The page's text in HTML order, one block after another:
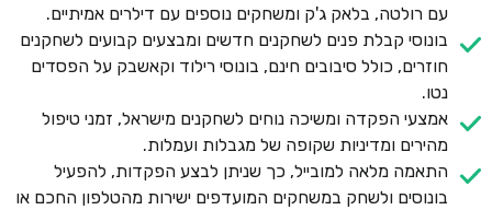
עם רולטה, בלאק ג'ק ומשחקים נוספים עם דילרים אמיתיים.
בונוסי קבלת פנים לשחקנים חדשים ומבצעים קבועים לשחקנים
חוזרים, כולל סיבובים חינם, בונוסי רילוד וקאשבק על הפסדים
נטו.
אמצעי הפקדה ומשיכה נוחים לשחקנים מישראל, זמני טיפול
מהירים ומדיניות שקופה של מגבלות ועמלות.
התאמה מלאה למובייל, כך שניתן לבצע הפקדות, להפעיל
בונוסים ולשחק במשחקים המועדפים ישירות מהטלפון החכם או